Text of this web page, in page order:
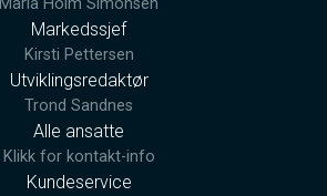
Markedssjef
Kirsti Pettersen
Utviklingsredaktør
Trond Sandnes
Alle ansatte
Klikk for kontakt-info
Kundeservice